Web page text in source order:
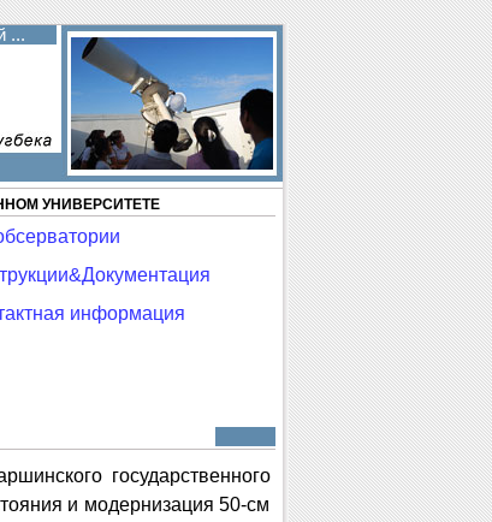
...
УНИВЕРСИТЕТЕ
информация
государственного
и модернизация 50-см